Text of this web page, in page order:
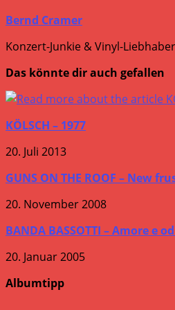
Bernd Cramer
Konzert-Junkie & Vinyl-
Das könnte dir auch gefallen
KÖLSCH – 1977
20. Juli 2013
GUNS ON THE ROOF – New
20. November 2008
BANDA BASSOTTI – Amore e
20. Januar 2005
Albumtipp